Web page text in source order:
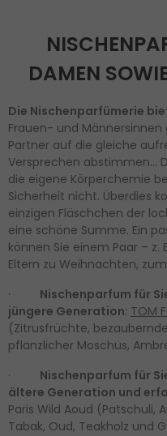
DAMEN
Die Nischenparfümerie
Frauen- und Männersinnen
Partner auf die gleiche
Versprechen abstimmen…
die eigene Körperchemie
Sicherheit nicht. Überdies
einzigen Fläschchen der
eine schöne Summe. Ein
können Sie einem Paar –
Eltern zu Weihnachten,
· Nischenparfum für
jüngere Generation: TOM
(Zitrusfrüchte,
pflanzlicher Moschus,
· Nischenparfum für
ältere Generation und
Paris Wild Aoud (Patschuli,
Tabak, Oud, Teakholz und